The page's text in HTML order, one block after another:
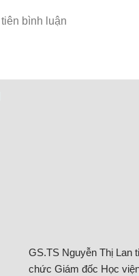
GS.TS Nguyễn Thị Lan
chức Giám đốc Học